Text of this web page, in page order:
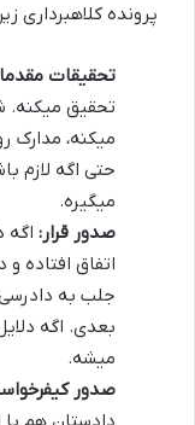
پرونده کلاهبرداری زیر ۱۰۰ میلیون تومان مراحل خودش رو داره:
تحقیقات
تحقیق میکنه.
میکنه، مدارک
حتی اگه لازم
میگیره.
صدور قرار: اگه
اتفاق افتاده و
جلب به
بعدی. اگه
میشه.
صدور